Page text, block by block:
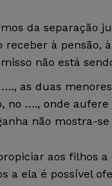
da separação
receber à
não está
as duas
no …., onde
não mostra-
aos filhos
a ela é possível